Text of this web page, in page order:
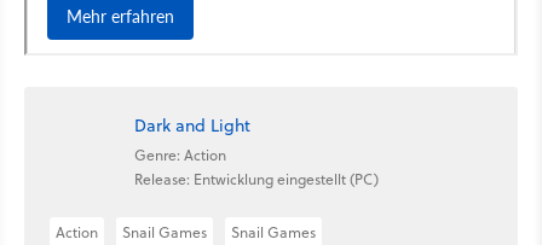
Dark and Light
Genre: Action
Release: Entwicklung eingestellt (PC)
Action Snail Games Snail Games